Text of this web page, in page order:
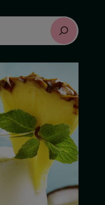
Etsi